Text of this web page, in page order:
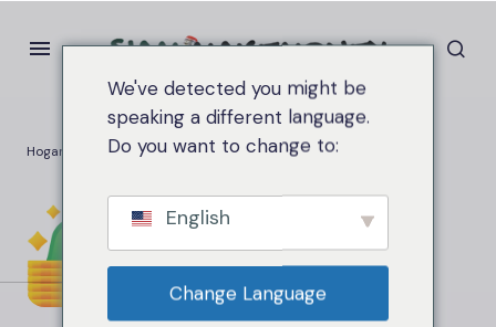
Hogar Ganar dinero en línea
We've detected you might be
speaking a different language.
Do you want to change to:
English
Change Language